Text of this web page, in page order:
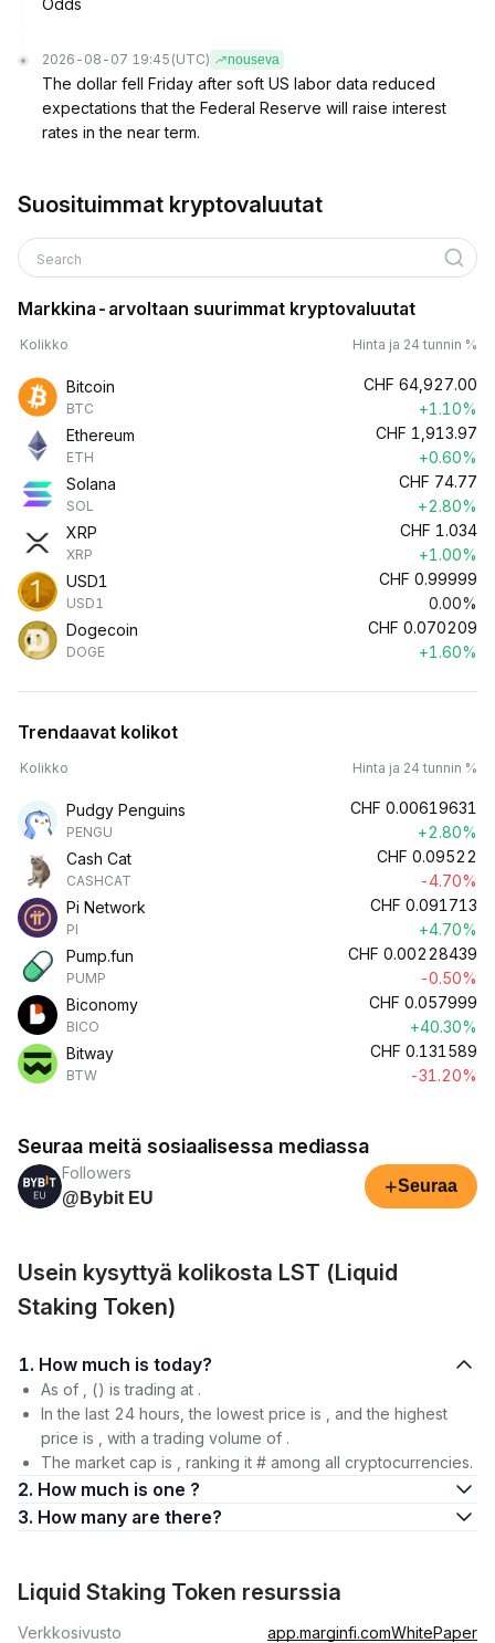
Odds
2026-08-07 19:45 (UTC) nouseva
The dollar fell Friday after soft US labor data reduced
expectations that the Federal Reserve will raise interest
rates in the near term.
Suosituimmat kryptovaluutat
Search
Markkina-arvoltaan suurimmat kryptovaluutat
Kolikko Hinta ja 24 tunnin %
Bitcoin
BTC
CHF 64,927.00
+1.10%
Ethereum
ETH
CHF 1,913.97
+0.60%
Solana
SOL
CHF 74.77
+2.80%
XRP
XRP
CHF 1.034
+1.00%
USD1
USD1
CHF 0.99999
0.00%
Dogecoin
DOGE
CHF 0.070209
+1.60%
Trendaavat kolikot
Kolikko Hinta ja 24 tunnin %
Pudgy Penguins
PENGU
CHF 0.00619631
+2.80%
Cash Cat
CASHCAT
CHF 0.09522
-4.70%
Pi Network
PI
CHF 0.091713
+4.70%
Pump.fun
PUMP
CHF 0.00228439
-0.50%
Biconomy
BICO
CHF 0.057999
+40.30%
Bitway
BTW
CHF 0.131589
-31.20%
Seuraa meitä sosiaalisessa mediassa
Followers
@Bybit EU
+Seuraa
Usein kysyttyä kolikosta LST (Liquid
Staking Token)
1. How much is today?
As of , () is trading at .
In the last 24 hours, the lowest price is , and the highest
price is , with a trading volume of .
The market cap is , ranking it # among all cryptocurrencies.
2. How much is one ?
3. How many are there?
Liquid Staking Token resurssia
Verkkosivusto app.marginfi.comWhitePaper